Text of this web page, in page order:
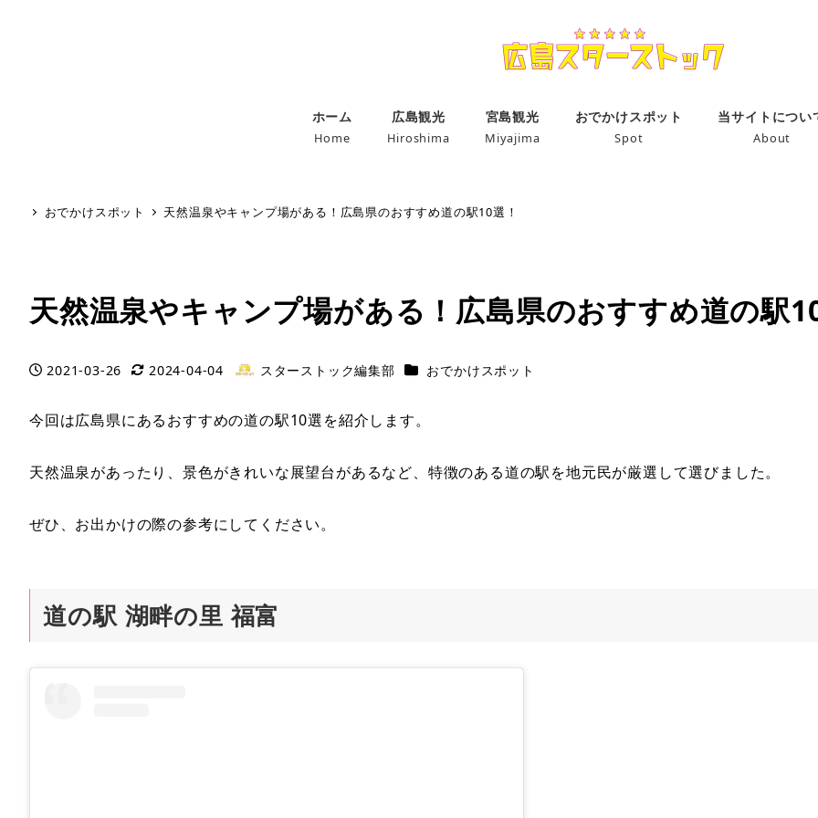
ホーム
Home
広島観光
Hiroshima
宮島観光
Miyajima
おでかけスポット
Spot
当サイトについ
About
おでかけスポット 天然温泉やキャンプ場がある！広島県のおすすめ道の駅10選！
天然温泉やキャンプ場がある！広島県のおすすめ道の駅
投稿日
2021-03-26
更新日
2024-04-04
著
スターストック編集部 カテゴリー
おでかけスポット
今回は広島県にあるおすすめの道の駅10選を紹介します。
天然温泉があったり、景色がきれいな展望台があるなど、特徴のある道の駅を地元民が厳選して選びました。
ぜひ、お出かけの際の参考にしてください。
道の駅 湖畔の里 福富